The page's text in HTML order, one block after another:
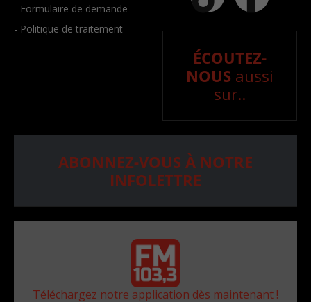
- Formulaire de demande
- Politique de traitement
ÉCOUTEZ-
NOUS aussi
sur..
ABONNEZ-VOUS À NOTRE
INFOLETTRE
Téléchargez notre application dès maintenant !